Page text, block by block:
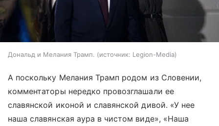
Дональд и Мелания Трамп. источник: Legion-Media
А поскольку Мелания Трамп родом из Словении,
комментаторы нередко провозглашали ее
славянской иконой и славянской дивой. «У нее
наша славянская аура в чистом виде», «Наша